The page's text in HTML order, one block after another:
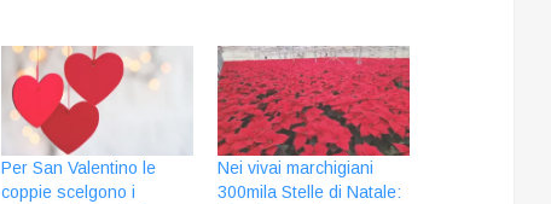
Per San Valentino le
coppie scelgono i
Nei vivai marchigiani
300mila Stelle di Natale: